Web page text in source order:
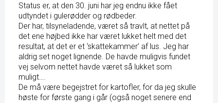
Status er, at den 30. juni har jeg endnu ikke fået
udtyndet i gulerødder og rødbeder.
Der har, tilsyneladende, været så travlt, at nettet på
det ene højbed ikke har været lukket helt med det
resultat, at det er et ‘skattekammer’ af lus. Jeg har
aldrig set noget lignende. De havde muligvis fundet
vej selvom nettet havde været så lukket som
muligt….
De må være begejstret for kartofler, for da jeg skulle
høste for første gang i går (også noget senere end